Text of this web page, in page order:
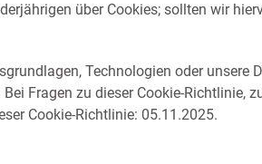
über Cookies; sollten wir
Technologien oder unsere
Fragen zu dieser Cookie-Richtlinie,
Cookie-Richtlinie: 05.11.2025.